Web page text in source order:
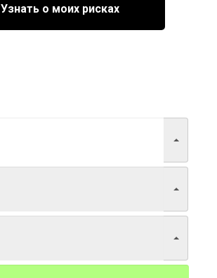
Узнать о моих рисках